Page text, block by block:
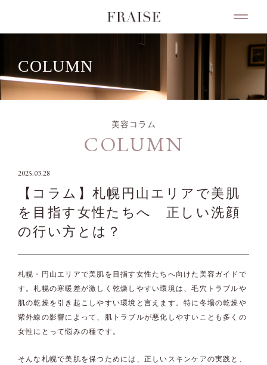
COLUMN
美容コラム
COLUMN
2025.03.28
【コラム】札幌円山エリアで美肌
を目指す女性たちへ 正しい洗顔
の行い方とは？
札幌・円山エリアで美肌を目指す女性たちへ向けた美容ガイドで
す。札幌の寒暖差が激しく乾燥しやすい環境は、毛穴トラブルや
肌の乾燥を引き起こしやすい環境と言えます。特に冬場の乾燥や
紫外線の影響によって、肌トラブルが悪化しやすいことも多くの
女性にとって悩みの種です。
そんな札幌で美肌を保つためには、正しいスキンケアの実践と、